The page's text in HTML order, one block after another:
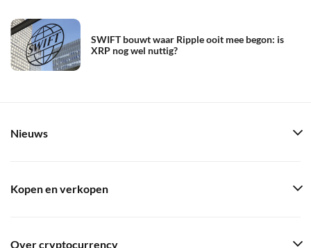
SWIFT bouwt waar Ripple ooit mee begon: is
XRP nog wel nuttig?
Nieuws
Kopen en verkopen
Over cryptocurrency